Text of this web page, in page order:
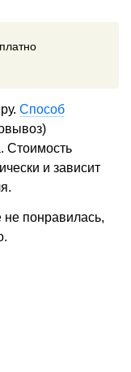
Способ
Стоимость
и зависит
не понравилась,